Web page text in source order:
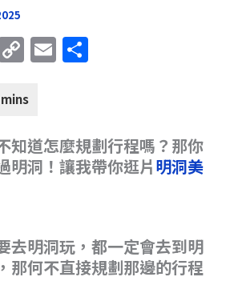
a
C
o
p
Li
n
E
m
分
知道怎麼規劃行程嗎？那你
明洞！讓我帶你逛片明洞美
去明洞玩，都一定會去到明
那何不直接規劃那邊的行程